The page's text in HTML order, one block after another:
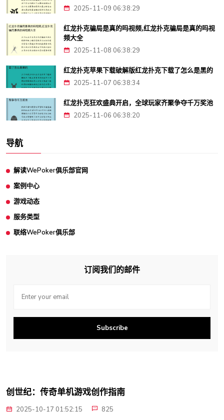
2025-11-09 06:38:29
红龙扑克骗局是真的吗视频,红龙扑克骗局是真的吗视
频大全
2025-11-08 06:38:29
红龙扑克苹果下载破解版红龙扑克下载了怎么是黑的
2025-11-07 06:38:34
红龙扑克狂欢盛典开启，全球玩家齐聚争夺千万奖池
2025-11-06 06:38:20
导航
解读WePoker俱乐部官网
案例中心
游戏动态
服务类型
联络WePoker俱乐部
订阅我们的邮件
Subscribe
创世纪：传奇单机游戏创作指南
2025-10-17 01:52:15 825